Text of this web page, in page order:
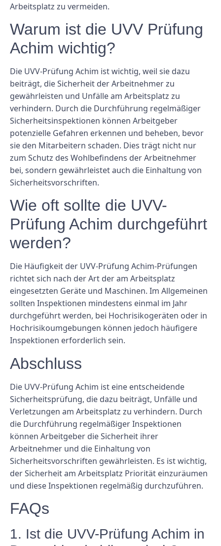
Arbeitsplatz zu vermeiden.
Warum ist die UVV Prüfung
Achim wichtig?
Die UVV-Prüfung Achim ist wichtig, weil sie dazu
beiträgt, die Sicherheit der Arbeitnehmer zu
gewährleisten und Unfälle am Arbeitsplatz zu
verhindern. Durch die Durchführung regelmäßiger
Sicherheitsinspektionen können Arbeitgeber
potenzielle Gefahren erkennen und beheben, bevor
sie den Mitarbeitern schaden. Dies trägt nicht nur
zum Schutz des Wohlbefindens der Arbeitnehmer
bei, sondern gewährleistet auch die Einhaltung von
Sicherheitsvorschriften.
Wie oft sollte die UVV-
Prüfung Achim durchgeführt
werden?
Die Häufigkeit der UVV-Prüfung Achim-Prüfungen
richtet sich nach der Art der am Arbeitsplatz
eingesetzten Geräte und Maschinen. Im Allgemeinen
sollten Inspektionen mindestens einmal im Jahr
durchgeführt werden, bei Hochrisikogeräten oder in
Hochrisikoumgebungen können jedoch häufigere
Inspektionen erforderlich sein.
Abschluss
Die UVV-Prüfung Achim ist eine entscheidende
Sicherheitsprüfung, die dazu beiträgt, Unfälle und
Verletzungen am Arbeitsplatz zu verhindern. Durch
die Durchführung regelmäßiger Inspektionen
können Arbeitgeber die Sicherheit ihrer
Arbeitnehmer und die Einhaltung von
Sicherheitsvorschriften gewährleisten. Es ist wichtig,
der Sicherheit am Arbeitsplatz Priorität einzuräumen
und diese Inspektionen regelmäßig durchzuführen.
FAQs
1. Ist die UVV-Prüfung Achim in